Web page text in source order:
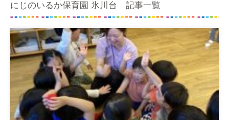
にじのいるか保育園 氷川台 記事一覧